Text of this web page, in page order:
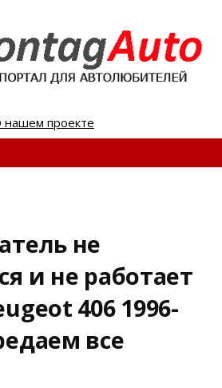
нашем проекте
:
не
и не работает
406 1996-
все